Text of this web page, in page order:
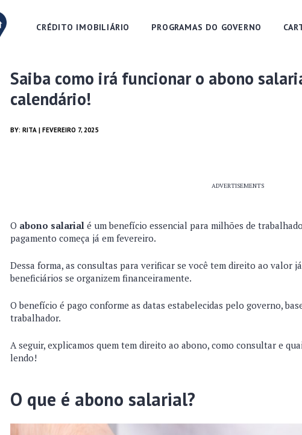
CRÉDITO IMOBILIÁRIO PROGRAMAS DO GOVERNO
Saiba como irá funcionar o abono
calendário!
BY: RITA | FEVEREIRO 7, 2025
ADVERTISEMENTS
O abono salarial é um benefício essencial para milhões de
pagamento começa já em fevereiro.
Dessa forma, as consultas para verificar se você tem direito ao valor
beneficiários se organizem financeiramente.
O benefício é pago conforme as datas estabelecidas pelo governo,
trabalhador.
A seguir, explicamos quem tem direito ao abono, como consultar e
lendo!
O que é abono salarial?